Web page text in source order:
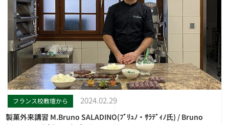
フランス校教壇から 2024.02.29
製菓外来講習 M.Bruno SALADINO(ﾌﾞﾘｭﾉ・ｻﾗﾃﾞｨﾉ氏) / Bruno